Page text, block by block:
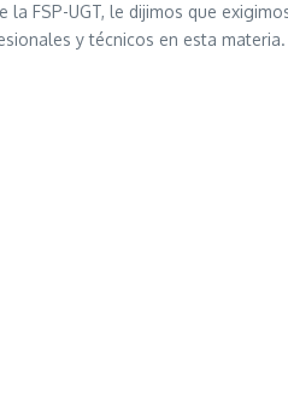
la FSP-UGT, le dijimos que
y técnicos en esta materia.